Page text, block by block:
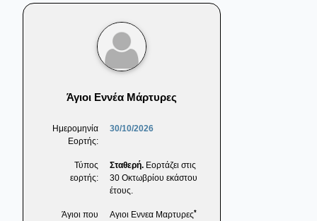
Άγιοι Εννέα Μάρτυρες
Ημερομηνία
Εορτής:
30/10/2026
Τύπος
εορτής:
Σταθερή. Εορτάζει στις
30 Οκτωβρίου εκάστου
έτους.
Άγιοι που
Αγιοι Εννεα Μαρτυρες*